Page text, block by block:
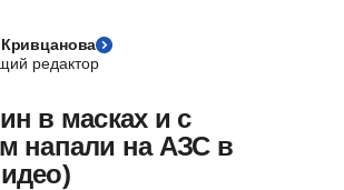
редактор
в масках и с
напали на АЗС в